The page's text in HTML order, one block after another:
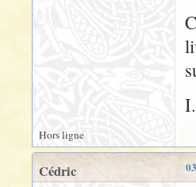
I.
Hors ligne
Cédric